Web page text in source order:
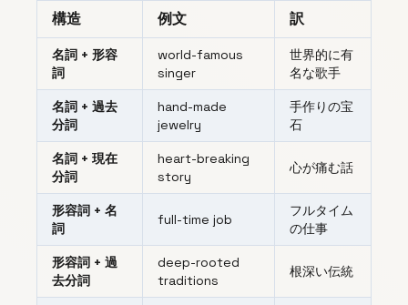
構造 例文 訳
名詞 + 形容
詞
world-famous
singer
世界的に有
名な歌手
名詞 + 過去
分詞
hand-made
jewelry
手作りの宝
石
名詞 + 現在
分詞
heart-breaking
story
心が痛む話
形容詞 + 名
詞
full-time job
フルタイム
の仕事
形容詞 + 過
去分詞
deep-rooted
traditions
根深い伝統